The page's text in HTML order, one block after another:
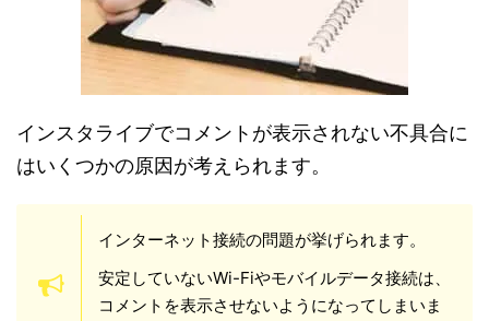
インスタライブでコメントが表示されない不具合に
はいくつかの原因が考えられます。
インターネット接続の問題が挙げられます。
安定していないWi-Fiやモバイルデータ接続は、
コメントを表示させないようになってしまいま